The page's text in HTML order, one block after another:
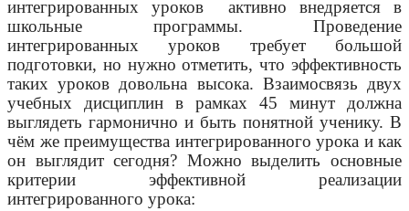
интегрированных уроков активно внедряется в
школьные программы. Проведение
интегрированных уроков требует большой
подготовки, но нужно отметить, что эффективность
таких уроков довольна высока. Взаимосвязь двух
учебных дисциплин в рамках 45 минут должна
выглядеть гармонично и быть понятной ученику. В
чём же преимущества интегрированного урока и как
он выглядит сегодня? Можно выделить основные
критерии эффективной реализации
интегрированного урока: